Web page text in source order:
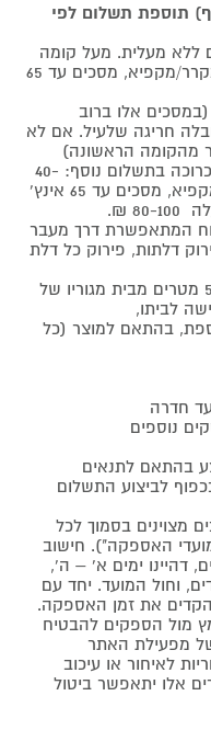
תוספת תשלום לפי
ללא מעלית. מעל קומה
ב' 40-50 ₪ למוצר לבן, 60-80 ₪ למקרר/מקפיא, מסכים עד 65
אינץ' ומעלה 80-100 ₪ (במסכים אלו ברוב
חריגה שלעיל. אם לא
מהקומה הראשונה)
הובלה לכל קומה נוספת בתוך הבית כרוכה בתשלום נוסף: 40-
50 ₪ למוצר לבן, 60-80 ₪ למקרר/מקפיא, מסכים עד 65 אינץ'
המתאפשרת דרך מעבר
דלתות, פירוק כל דלת
באם קיים מרחק הליכה העולה על 50 מטרים מבית מגוריו של
לביתו,
בהתאם למוצר (כל
חדרה
בהתאם לתנאים
לביצוע התשלום
מצוינים בסמוך לכל
האספקה"). חישוב
דהיינו ימים א' – ה',
וחול המועד. יחד עם
את זמן האספקה.
מול הספקים להבטיח
מפעילת האתר
לאיחור או עיכוב
אלו יתאפשר ביטול